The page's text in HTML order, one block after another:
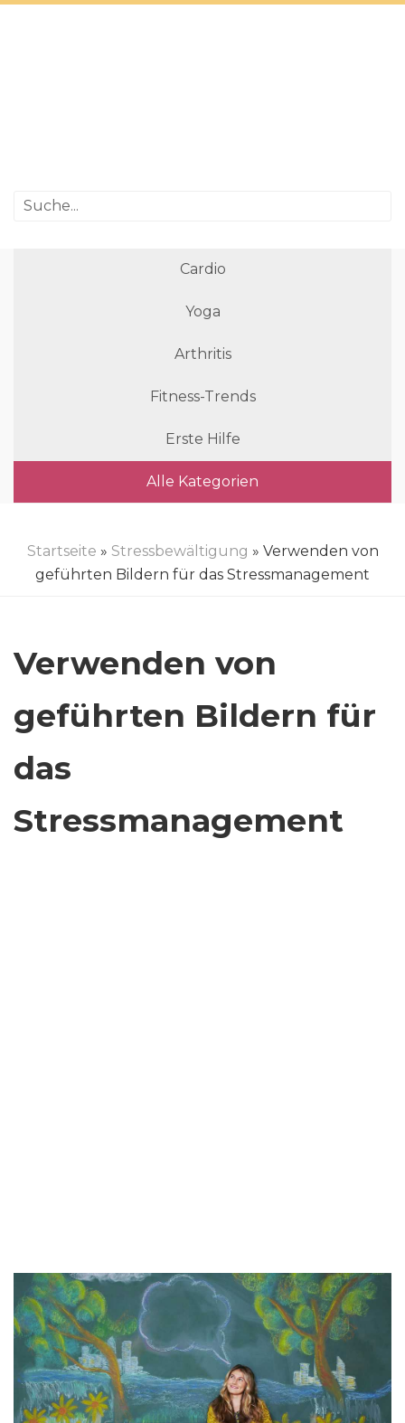
Cardio
Yoga
Arthritis
Fitness-Trends
Erste Hilfe
Alle Kategorien
Startseite » Stressbewältigung » Verwenden von
geführten Bildern für das Stressmanagement
Verwenden von
geführten Bildern für
das
Stressmanagement